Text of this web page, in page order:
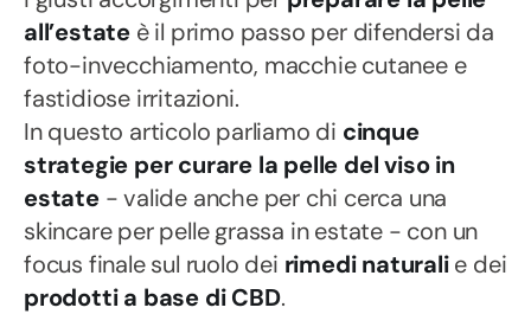
all’estate è il primo passo per difendersi da
foto-invecchiamento, macchie cutanee e
fastidiose irritazioni.
In questo articolo parliamo di cinque
strategie per curare la pelle del viso in
estate- valide anche per chi cerca una
skincare per pelle grassa in estate - con un
focus finale sul ruolo dei rimedi naturalie dei
prodotti a base di CBD.